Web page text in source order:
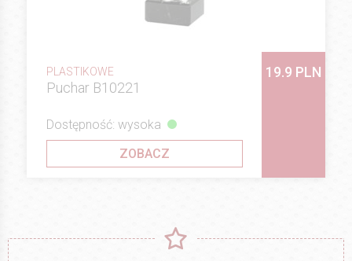
PLASTIKOWE
Puchar B10221
19.9 PLN
Dostępność: wysoka
ZOBACZ